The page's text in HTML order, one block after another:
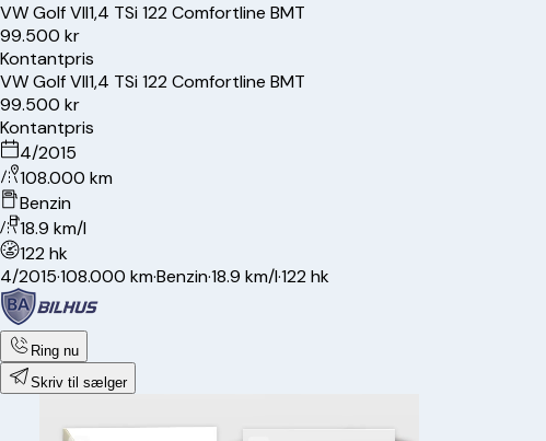
VWGolf VII1,4 TSi 122 Comfortline BMT
99.500 kr
Kontantpris
VWGolf VII1,4 TSi 122 Comfortline BMT
99.500 kr
Kontantpris
4/2015
108.000 km
Benzin
18.9 km/l
122 hk
4/2015·108.000 km·Benzin·18.9 km/l·122 hk
Ring nu
Skriv til sælger